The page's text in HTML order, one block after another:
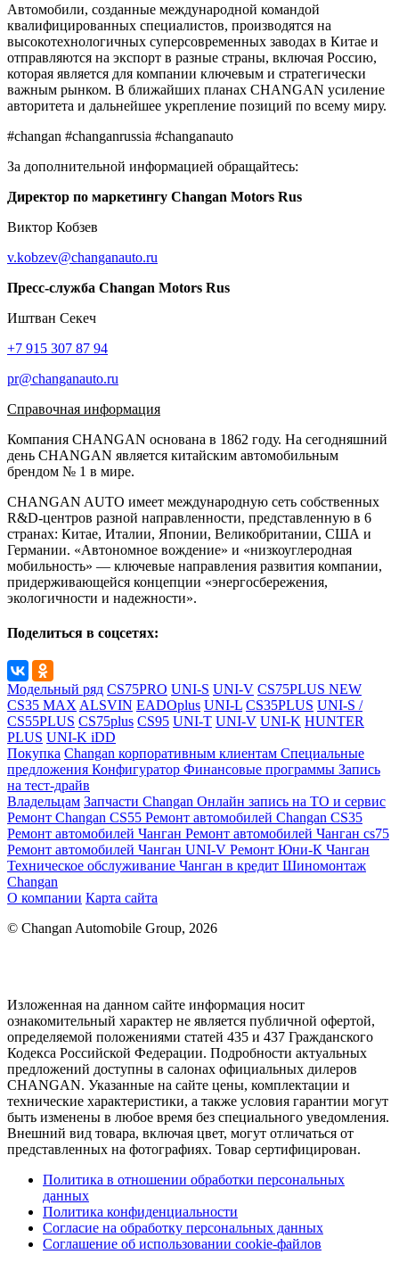
Автомобили, созданные международной командой
квалифицированных специалистов, производятся на
высокотехнологичных суперсовременных заводах в Китае и
отправляются на экспорт в разные страны, включая Россию,
которая является для компании ключевым и стратегически
важным рынком. В ближайших планах CHANGAN усиление
авторитета и дальнейшее укрепление позиций по всему миру.
#changan #changanrussia #changanauto
За дополнительной информацией обращайтесь:
Директор по маркетингу Changan Motors Rus
Виктор Кобзев
v.kobzev@changanauto.ru
Пресс-служба Changan Motors Rus
Иштван Секеч
+7 915 307 87 94
pr@changanauto.ru
Справочная информация
Компания CHANGAN основана в 1862 году. На сегодняшний
день CHANGAN является китайским автомобильным
брендом № 1 в мире.
CHANGAN AUTO имеет международную сеть собственных
R&D-центров разной направленности, представленную в 6
странах: Китае, Италии, Японии, Великобритании, США и
Германии. «Автономное вождение» и «низкоуглеродная
мобильность» — ключевые направления развития компании,
придерживающейся концепции «энергосбережения,
экологичности и надежности».
Поделиться в соцсетях:
Модельный ряд CS75PRO UNI-S UNI-V CS75PLUS NEW
CS35 MAX ALSVIN EADOplus UNI-L CS35PLUS UNI-S /
CS55PLUS CS75plus CS95 UNI-T UNI-V UNI-K HUNTER
PLUS UNI-K iDD
Покупка Changan корпоративным клиентам Специальные
предложения Конфигуратор Финансовые программы Запись
на тест-драйв
Владельцам Запчасти Changan Онлайн запись на ТО и сервис
Ремонт Changan CS55 Ремонт автомобилей Changan CS35
Ремонт автомобилей Чанган Ремонт автомобилей Чанган cs75
Ремонт автомобилей Чанган UNI-V Ремонт Юни-К Чанган
Техническое обслуживание Чанган в кредит Шиномонтаж
Changan
О компании Карта сайта
© Changan Automobile Group, 2026
Изложенная на данном сайте информация носит
ознакомительный характер не является публичной офертой,
определяемой положениями статей 435 и 437 Гражданского
Кодекса Российской Федерации. Подробности актуальных
предложений доступны в салонах официальных дилеров
CHANGAN. Указанные на сайте цены, комплектации и
технические характеристики, а также условия гарантии могут
быть изменены в любое время без специального уведомления.
Внешний вид товара, включая цвет, могут отличаться от
представленных на фотографиях. Товар сертифицирован.
Политика в отношении обработки персональных
данных
Политика конфиденциальности
Согласие на обработку персональных данных
Соглашение об использовании cookie-файлов